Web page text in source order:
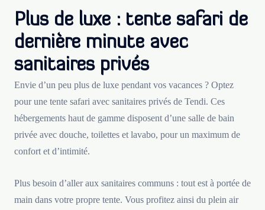
Plus de luxe : tente safari de
dernière minute avec
sanitaires privés
Envie d’un peu plus de luxe pendant vos vacances ? Optez
pour une tente safari avec sanitaires privés de Tendi. Ces
hébergements haut de gamme disposent d’une salle de bain
privée avec douche, toilettes et lavabo, pour un maximum de
confort et d’intimité.
Plus besoin d’aller aux sanitaires communs : tout est à portée de
main dans votre propre tente. Vous profitez ainsi du plein air